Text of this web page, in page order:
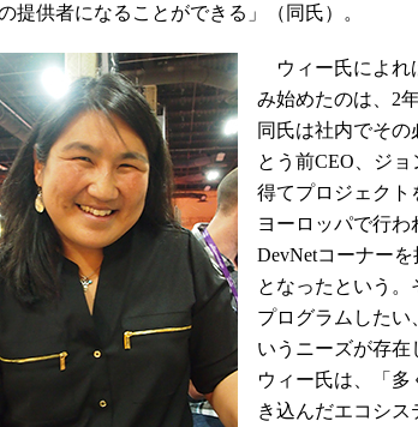
提供者になることができる」（同氏）。
ウィー氏によれ
み始めたのは、2
同氏は社内でその
とう前CEO、ジ
得てプロジェクト
ヨーロッパで行わ
DevNetコーナー
となったという
プログラムしたい
いうニーズが存在
ウィー氏は、「
き込んだエコシス